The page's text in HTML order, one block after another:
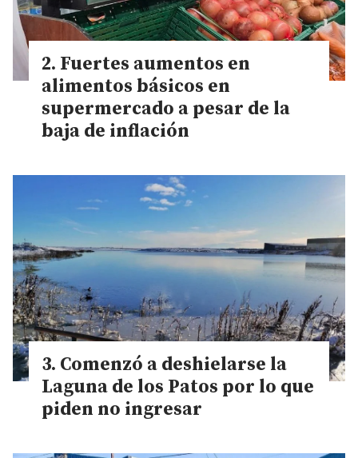
Fuertes aumentos en
alimentos básicos en
supermercado a pesar de la
baja de inflación
Comenzó a deshielarse la
Laguna de los Patos por lo que
piden no ingresar